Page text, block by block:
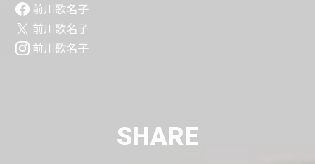
前川歌名子
前川歌名子
前川歌名子
SHARE